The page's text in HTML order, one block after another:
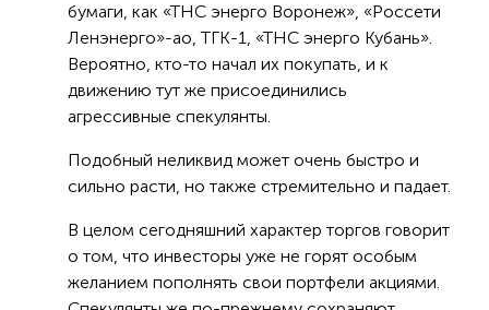
бумаги, как «ТНС энерго Воронеж», «Россети
Ленэнерго»-ао, ТГК-1, «ТНС энерго Кубань».
Вероятно, кто-то начал их покупать, и к
движению тут же присоединились
агрессивные спекулянты.
Подобный неликвид может очень быстро и
сильно расти, но также стремительно и падает.
В целом сегодняшний характер торгов говорит
о том, что инвесторы уже не горят особым
желанием пополнять свои портфели акциями.